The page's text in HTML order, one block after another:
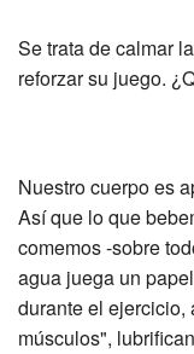
Se trata de calmar
reforzar su juego.
Nuestro cuerpo es
Así que lo que
comemos -sobre
agua juega un
durante el
músculos",